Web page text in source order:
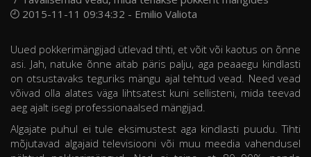
2015-11-11 09:34:32 - Emilio Valiota
Uued pokkerimängijad ütlevad tihti, et võit või kaotus on õnne
asi. Jah, natuke õnne aitab päris palju, aga peaaegu kindlasti
on otsustavaks teguriks mängu ajal tehtud vead. Need vead
võivad olla alates väga lihtsatest kuni sellisteni, mida teevad
aeg ajalt isegi professionaalsed mängijad.
Algajate puhul ei tule eksimustest aga kindlasti puudu. Tihti
mõjutavad algajaid televisiooni või muu meedia vahendusel